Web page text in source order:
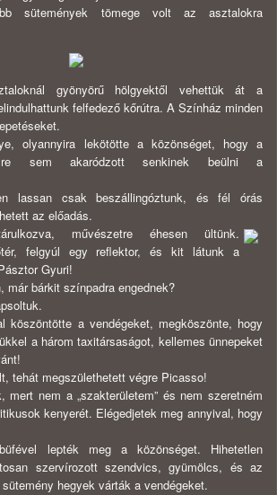
sütemények tömege volt az asztalokra
gyönyörű hölgyektől vehettük át a
felfedező kőrútra. A Színház minden
olyannyira lekötötte a közönséget, hogy a
sem akaródzott senkinek beülni a
lassan csak beszállingóztunk, és fél órás
az előadás.
művészetre éhesen ültünk.
felgyúl egy reflektor, és kit látunk a
Gyuri!
már bárkit színpadra engednek?
köszöntötte a vendégeket, megköszönte, hogy
a három taxitársaságot, kellemes ünnepeket
tehát megszülethetett végre Picasso!
mert nem a „szakterületem” és nem szeretném
kenyerét. Elégedjetek meg annyival, hogy
lepték meg a közönséget. Hihetetlen
szervírozott szendvics, gyümölcs, és az
hegyek várták a vendégeket.